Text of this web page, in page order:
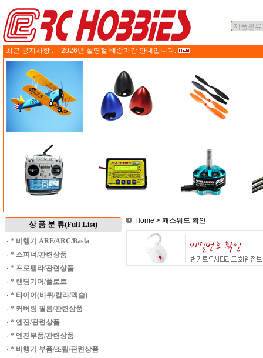
최근 공지사항 : 2026년 설명절 배송마감 안내입니다.
상 품 분 류(Full List)
· * 비행기 ARF/ARC/Basla
· * 스피너/관련상품
· * 프로펠라/관련상품
· * 랜딩기어/플로트
· * 타이어(바퀴/칼라/엑슬)
· * 커버링 필름/관련상품
· * 엔진/관련상품
· * 엔진부품/관련상품
· * 비행기 부품/조립/관련상품
Home > 패스워드 확인